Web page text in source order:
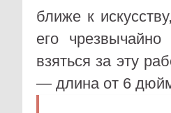
ближе к
его
взяться за эту
— длина от 6